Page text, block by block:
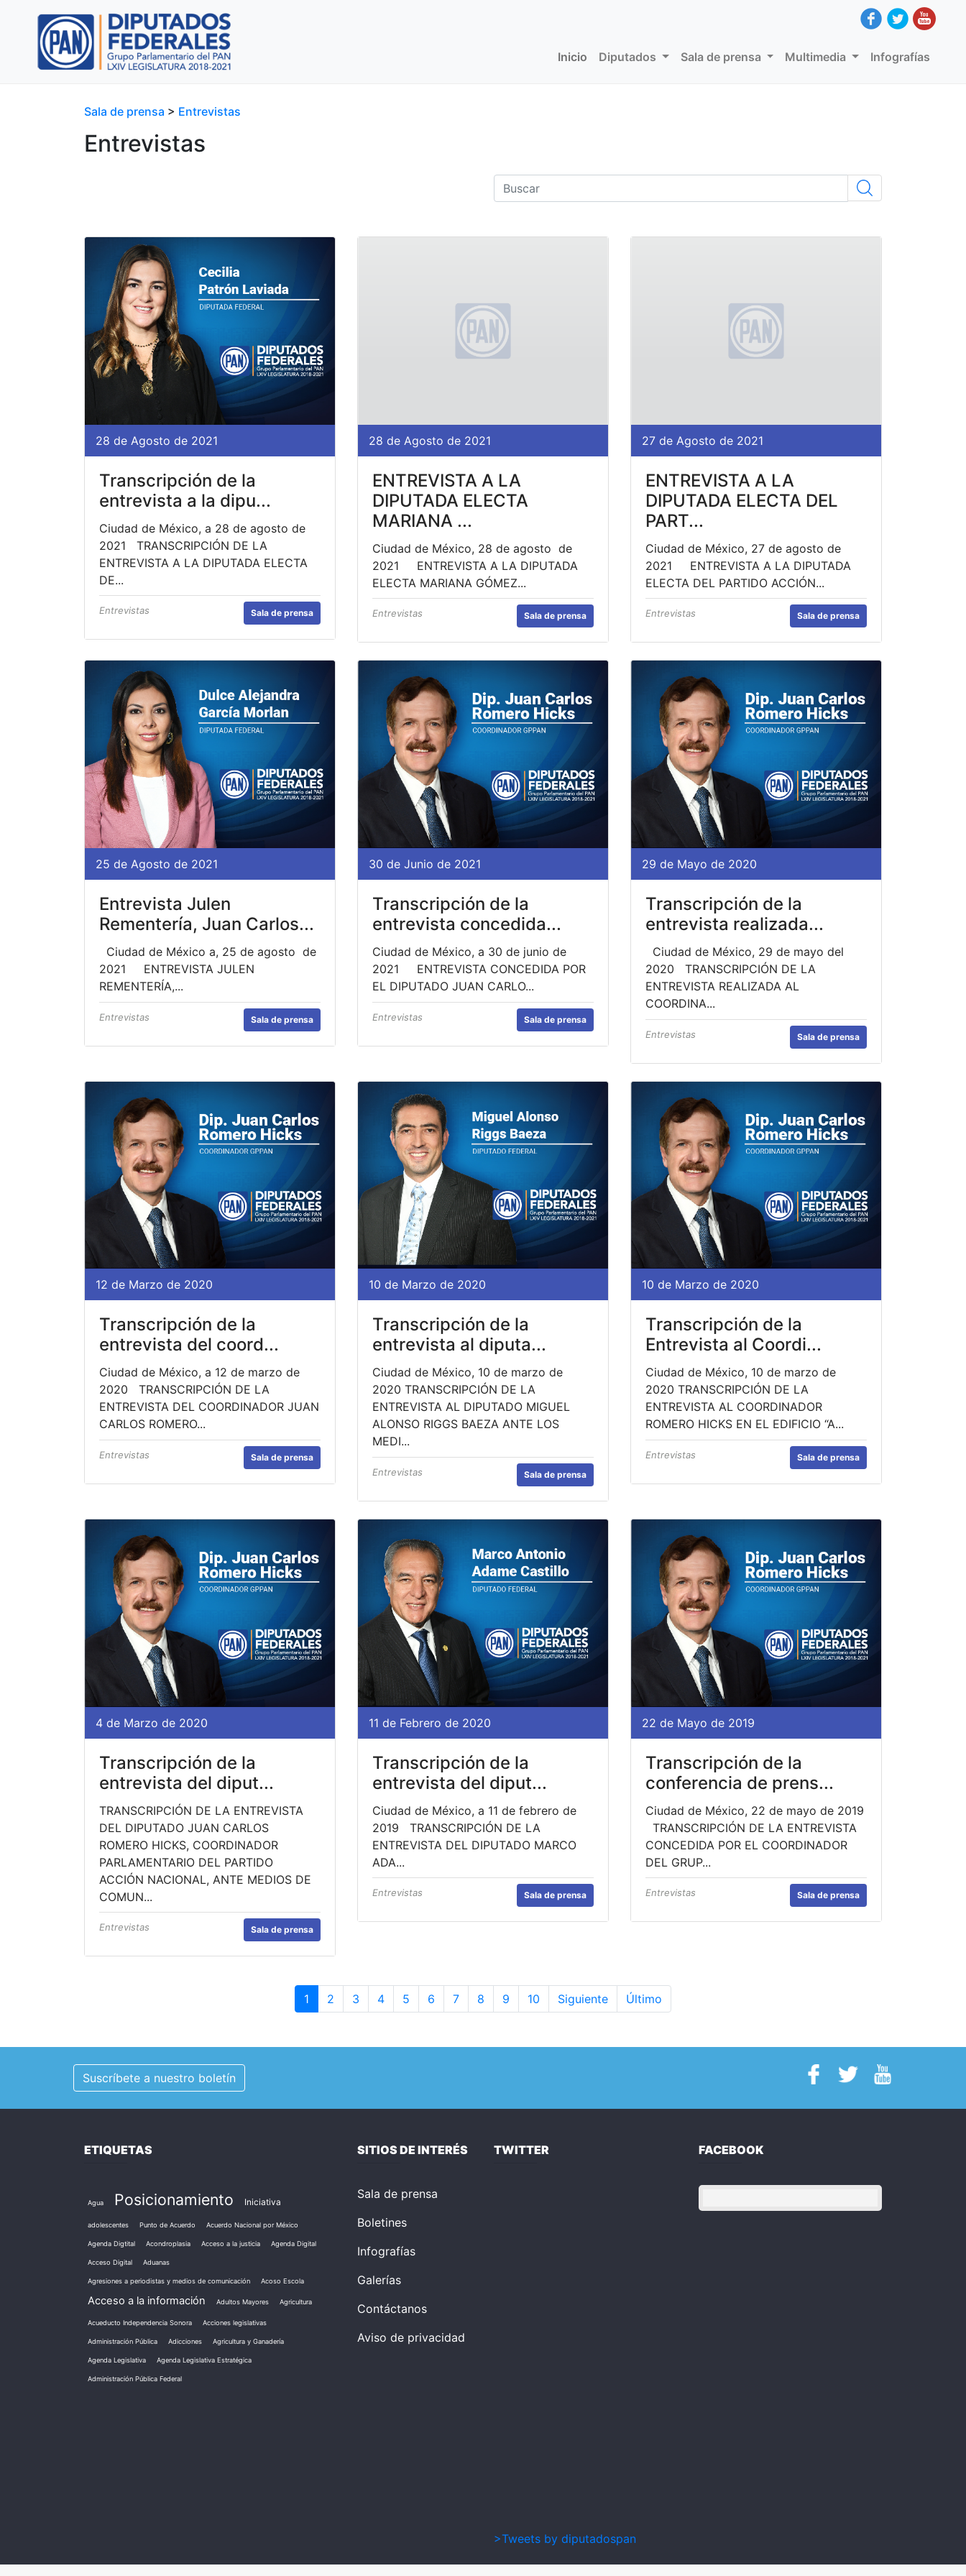
Inicio (current)
Diputados Sala de prensa Multimedia Infografías
Sala de prensa > Entrevistas
Entrevistas
28 de Agosto de 2021
Transcripción de la
entrevista a la dipu...
Ciudad de México, a 28 de agosto de
2021 TRANSCRIPCIÓN DE LA
ENTREVISTA A LA DIPUTADA ELECTA
DE...
Entrevistas Sala de prensa
28 de Agosto de 2021
ENTREVISTA A LA
DIPUTADA ELECTA
MARIANA ...
Ciudad de México, 28 de agosto de
2021 ENTREVISTA A LA DIPUTADA
ELECTA MARIANA GÓMEZ...
Entrevistas Sala de prensa
27 de Agosto de 2021
ENTREVISTA A LA
DIPUTADA ELECTA DEL
PART...
Ciudad de México, 27 de agosto de
2021 ENTREVISTA A LA DIPUTADA
ELECTA DEL PARTIDO ACCIÓN...
Entrevistas Sala de prensa
25 de Agosto de 2021
Entrevista Julen
Rementería, Juan Carlos...
Ciudad de México a, 25 de agosto de
2021 ENTREVISTA JULEN
REMENTERÍA,...
Entrevistas Sala de prensa
30 de Junio de 2021
Transcripción de la
entrevista concedida...
Ciudad de México, a 30 de junio de
2021 ENTREVISTA CONCEDIDA POR
EL DIPUTADO JUAN CARLO...
Entrevistas Sala de prensa
29 de Mayo de 2020
Transcripción de la
entrevista realizada...
Ciudad de México, 29 de mayo del
2020 TRANSCRIPCIÓN DE LA
ENTREVISTA REALIZADA AL
COORDINA...
Entrevistas Sala de prensa
12 de Marzo de 2020
Transcripción de la
entrevista del coord...
Ciudad de México, a 12 de marzo de
2020 TRANSCRIPCIÓN DE LA
ENTREVISTA DEL COORDINADOR JUAN
CARLOS ROMERO...
Entrevistas Sala de prensa
10 de Marzo de 2020
Transcripción de la
entrevista al diputa...
Ciudad de México, 10 de marzo de
2020 TRANSCRIPCIÓN DE LA
ENTREVISTA AL DIPUTADO MIGUEL
ALONSO RIGGS BAEZA ANTE LOS
MEDI...
Entrevistas Sala de prensa
10 de Marzo de 2020
Transcripción de la
Entrevista al Coordi...
Ciudad de México, 10 de marzo de
2020 TRANSCRIPCIÓN DE LA
ENTREVISTA AL COORDINADOR
ROMERO HICKS EN EL EDIFICIO “A...
Entrevistas Sala de prensa
4 de Marzo de 2020
Transcripción de la
entrevista del diput...
TRANSCRIPCIÓN DE LA ENTREVISTA
DEL DIPUTADO JUAN CARLOS
ROMERO HICKS, COORDINADOR
PARLAMENTARIO DEL PARTIDO
ACCIÓN NACIONAL, ANTE MEDIOS DE
COMUN...
Entrevistas Sala de prensa
11 de Febrero de 2020
Transcripción de la
entrevista del diput...
Ciudad de México, a 11 de febrero de
2019 TRANSCRIPCIÓN DE LA
ENTREVISTA DEL DIPUTADO MARCO
ADA...
Entrevistas Sala de prensa
22 de Mayo de 2019
Transcripción de la
conferencia de prens...
Ciudad de México, 22 de mayo de 2019
TRANSCRIPCIÓN DE LA ENTREVISTA
CONCEDIDA POR EL COORDINADOR
DEL GRUP...
Entrevistas Sala de prensa
1 2 3 4 5 6 7 8 9 10 Siguiente Último
Suscríbete a nuestro boletín
ETIQUETAS
Agua Posicionamiento Iniciativa
adolescentes Punto de Acuerdo Acuerdo Nacional por México
Agenda Digtital Acondroplasia Acceso a la justicia Agenda Digital
Acceso Digital Aduanas
Agresiones a periodistas y medios de comunicación Acoso Escola
Acceso a la información Adultos Mayores Agricultura
Acueducto Independencia Sonora Acciones legislativas
Administración Pública Adicciones Agricultura y Ganadería
Agenda Legislativa Agenda Legislativa Estratégica
Administración Pública Federal
SITIOS DE INTERÉS
Sala de prensa
Boletines
Infografías
Galerías
Contáctanos
Aviso de privacidad
TWITTER
>Tweets by diputadospan
FACEBOOK